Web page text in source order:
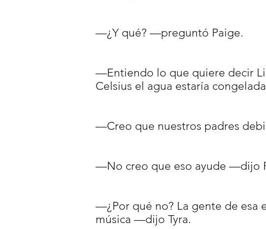
—¿Y qué? —preguntó Paige.
—Entiendo lo que quiere decir
Celsius el agua estaría
—Creo que nuestros padres
—No creo que eso ayude —dijo
—¿Por qué no? La gente de esa
música —dijo Tyra.